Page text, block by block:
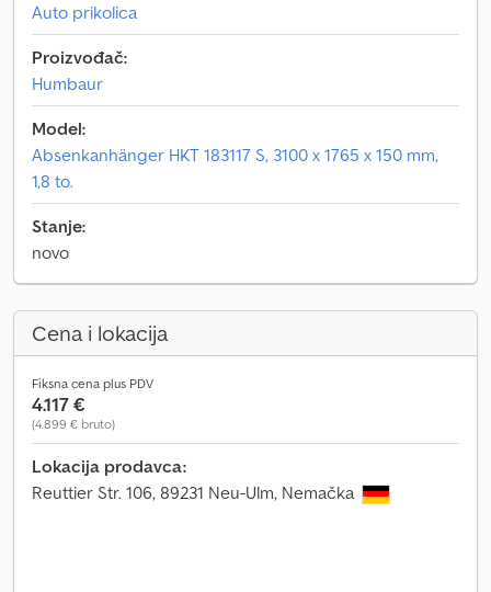
Auto prikolica
Proizvođač:
Humbaur
Model:
Absenkanhänger HKT 183117 S, 3100 x 1765 x 150 mm,
1,8 to.
Stanje:
novo
Cena i lokacija
Fiksna cena plus PDV
4.117 €
(4.899 € bruto)
Lokacija prodavca:
Reuttier Str. 106, 89231 Neu-Ulm, Nemačka